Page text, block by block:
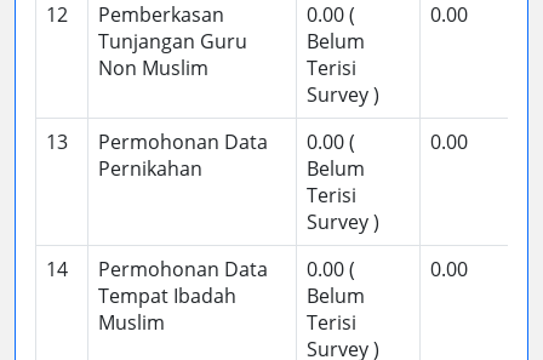
12
Pemberkasan
Tunjangan Guru
Non Muslim
0.00 (
Belum
Terisi
Survey )
0.00
13
Permohonan Data
Pernikahan
0.00 (
Belum
Terisi
Survey )
0.00
14
Permohonan Data
Tempat Ibadah
Muslim
0.00 (
Belum
Terisi
Survey )
0.00